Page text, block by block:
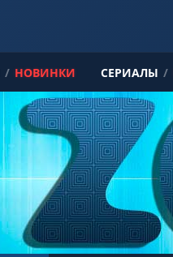
/ НОВИНКИ СЕРИАЛЫ /